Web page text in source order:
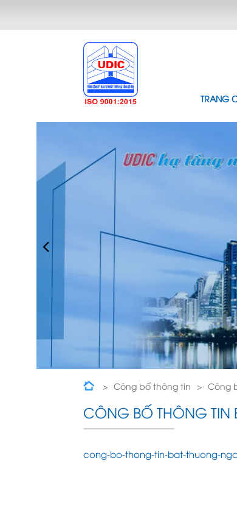
TRANG
Công bố thông tin Công
CÔNG BỐ THÔNG TIN
cong-bo-thong-tin-bat-thuong-